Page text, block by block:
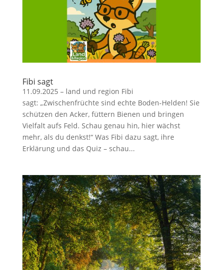
Fibi sagt
11.09.2025 – land und region Fibi
sagt: „Zwischenfrüchte sind echte Boden-Helden! Sie
schützen den Acker, füttern Bienen und bringen
Vielfalt aufs Feld. Schau genau hin, hier wächst
mehr, als du denkst!“ Was Fibi dazu sagt, ihre
Erklärung und das Quiz – schau...